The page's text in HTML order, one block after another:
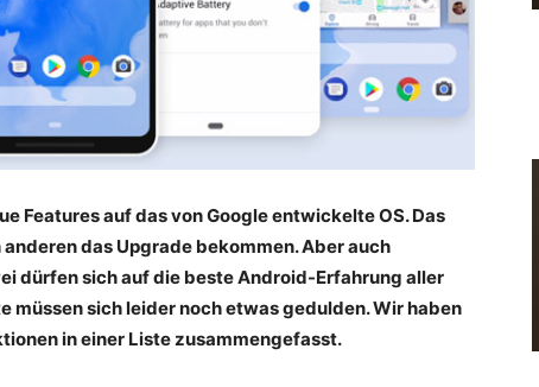
Features auf das von Google entwickelte OS. Das
das Upgrade bekommen. Aber auch
dürfen sich auf die beste Android-Erfahrung aller
müssen sich leider noch etwas gedulden. Wir haben
in einer Liste zusammengefasst.